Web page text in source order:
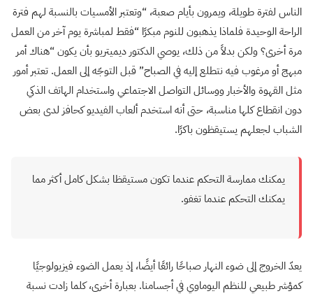
الناس لفترة طويلة، ويمرون بأيام صعبة، “وتعتبر الأمسيات بالنسبة لهم فترة
الراحة الوحيدة فلماذا يذهبون للنوم مبكرًا “فقط لمباشرة يوم آخر من العمل
مرة أخرى؟ ولكن بدلاً من ذلك، يوصي الدكتور ديميتريو بأن يكون “هناك أمر
مبهج أو مرغوب فيه نتطلع إليه في الصباح” قبل التوجّه إلى العمل. تعتبر أمور
مثل القهوة والأخبار ووسائل التواصل الاجتماعي واستخدام الهاتف الذكي
دون انقطاع كلها مناسبة، حتى أنه استخدم ألعاب الفيديو كحافز لدى بعض
الشباب لجعلهم يستيقظون باكرًا.
يمكنك ممارسة التحكم عندما تكون مستيقظا بشكل كامل أكثر مما
يمكنك التحكم عندما تغفو.
يعدّ الخروج إلى ضوء النهار صباحًا رائعًا أيضًا، إذ يعمل الضوء فيزيولوجيًا
كمؤشر طبيعي للنظم اليوماوي في أجسامنا. بعبارة أخرى، كلما زادت نسبة